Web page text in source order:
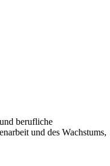
berufliche
und des Wachstums,